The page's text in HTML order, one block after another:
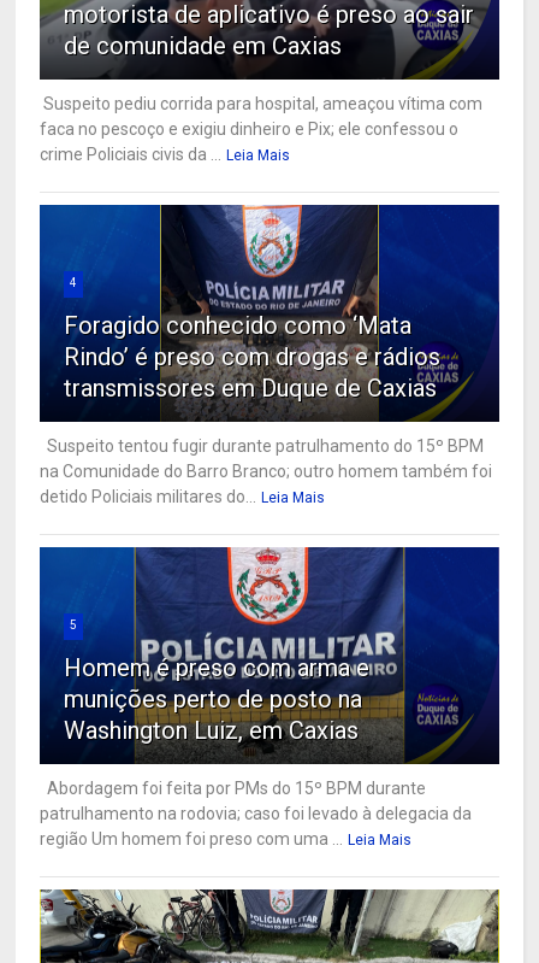
motorista de aplicativo é preso ao sair
de comunidade em Caxias
Suspeito pediu corrida para hospital, ameaçou vítima com
faca no pescoço e exigiu dinheiro e Pix; ele confessou o
crime Policiais civis da ...
Leia Mais
4
Foragido conhecido como ‘Mata
Rindo’ é preso com drogas e rádios
transmissores em Duque de Caxias
Suspeito tentou fugir durante patrulhamento do 15º BPM
na Comunidade do Barro Branco; outro homem também foi
detido Policiais militares do...
Leia Mais
5
Homem é preso com arma e
munições perto de posto na
Washington Luiz, em Caxias
Abordagem foi feita por PMs do 15º BPM durante
patrulhamento na rodovia; caso foi levado à delegacia da
região Um homem foi preso com uma ...
Leia Mais